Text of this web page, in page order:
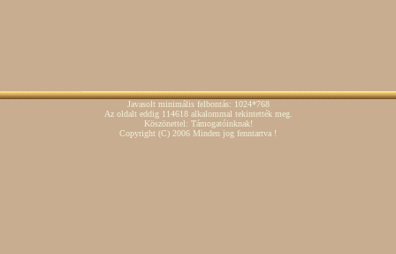
Javasolt minimális felbontás: 1024*768
Az oldalt eddig 114618 alkalommal tekintették meg.
Köszönettel: Támogatóinknak!
Copyright (C) 2006 Minden jog fenntartva !